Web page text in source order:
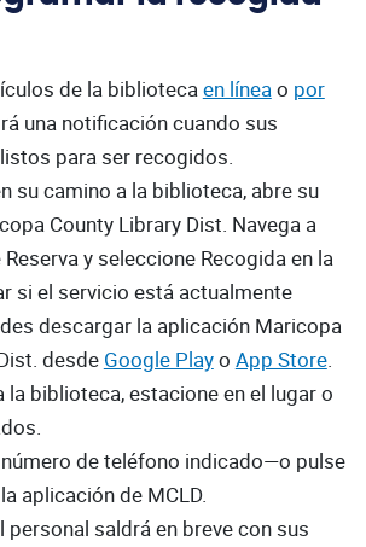
de la bibliotecaen líneao por
una notificación cuando sus
para ser recogidos.
su camino a la biblioteca, abre su
County Library Dist. Navega a
y seleccione Recogida en la
si el servicio está actualmente
descargar la aplicación Maricopa
desde Google Playo App Store.
la biblioteca, estacione en el lugar o
de teléfono indicado—o pulse
aplicación de MCLD.
personal saldrá en breve con sus